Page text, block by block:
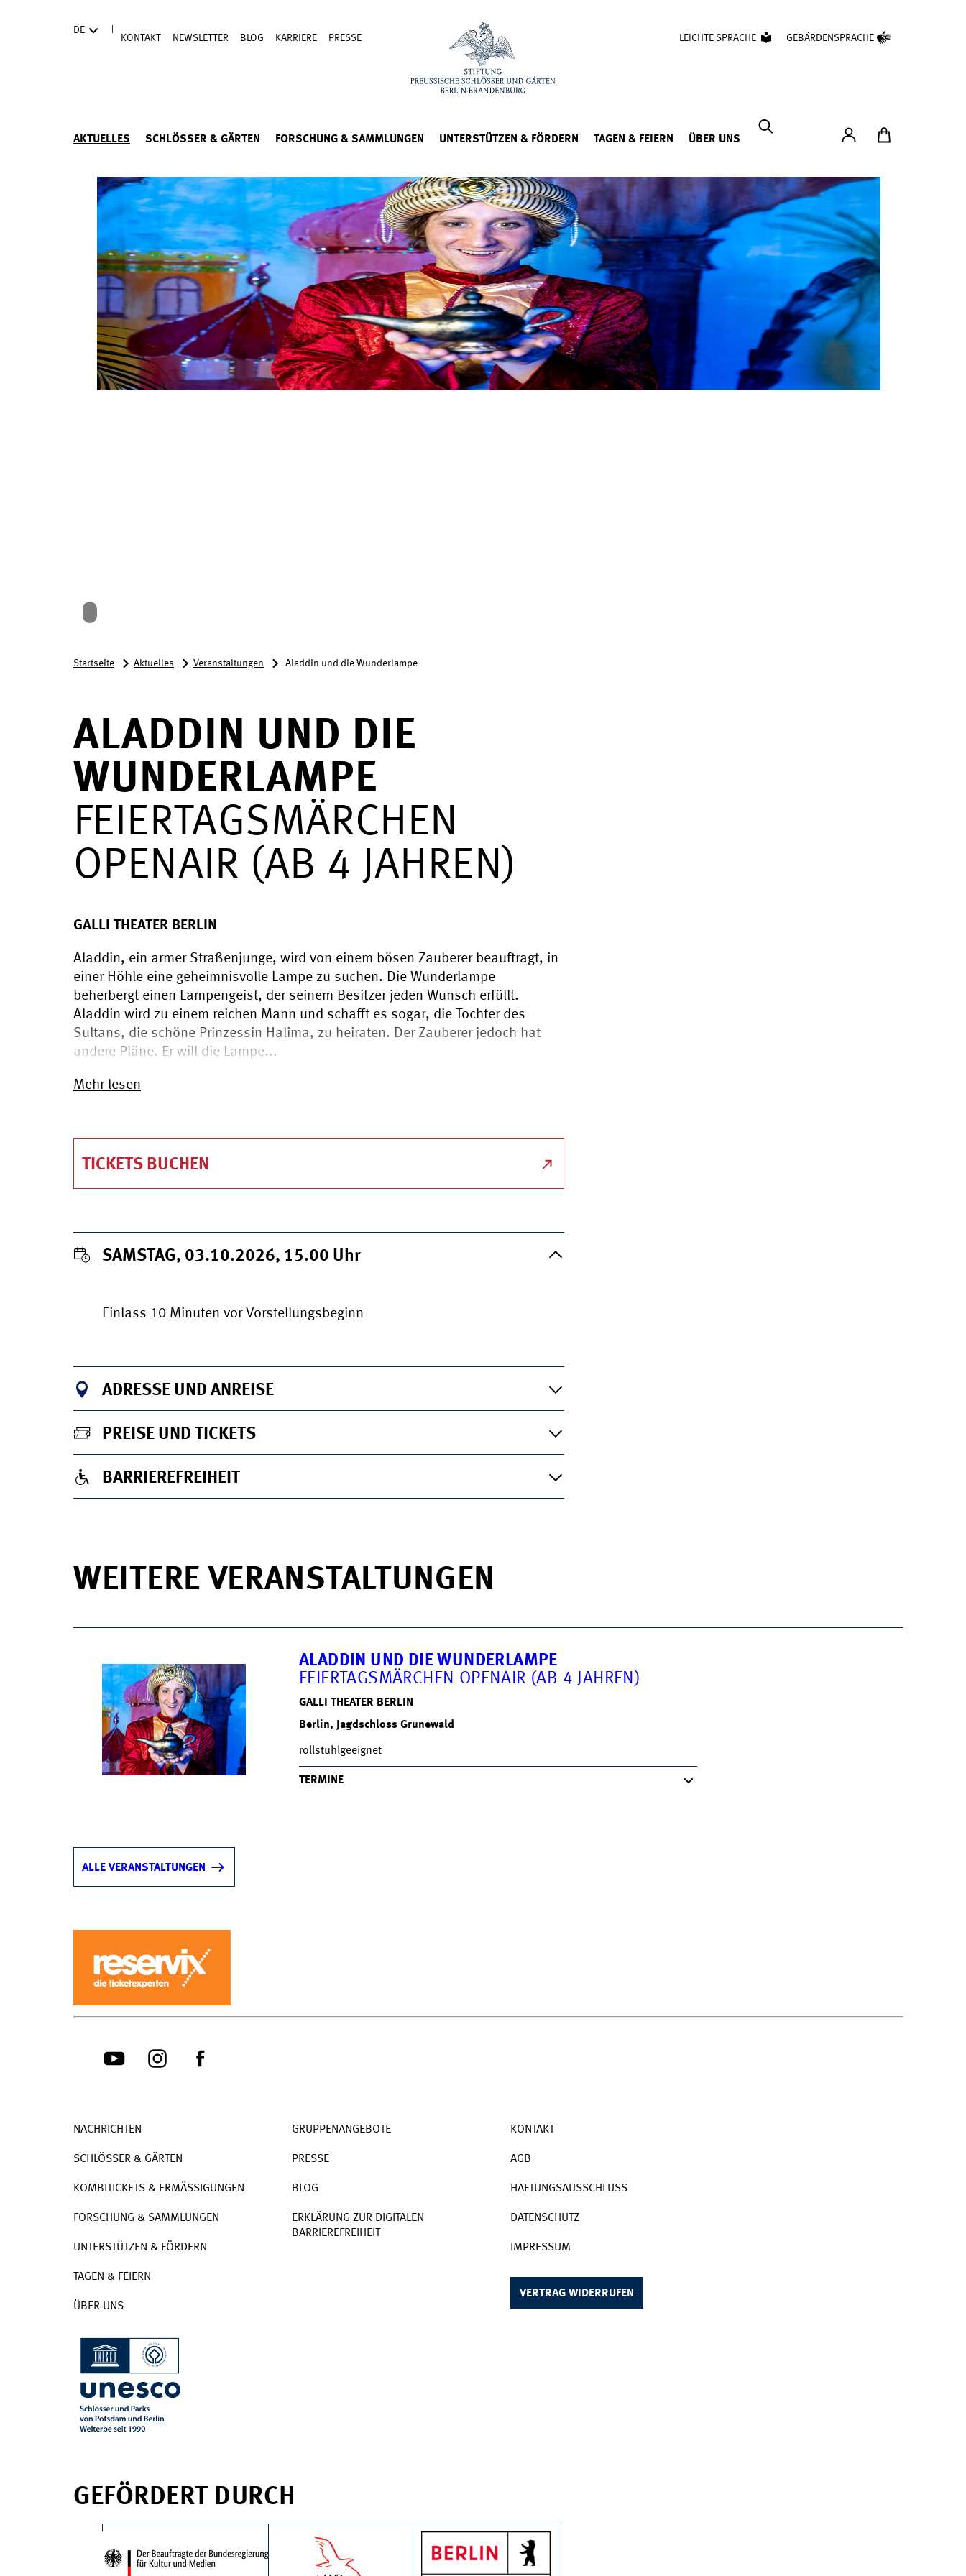
DE
KONTAKT NEWSLETTER BLOG KARRIERE PRESSE LEICHTE SPRACHE GEBÄRDENSPRACHE
AKTUELLES SCHLÖSSER & GÄRTEN FORSCHUNG & SAMMLUNGEN UNTERSTÜTZEN & FÖRDERN TAGEN & FEIERN ÜBER UNS
Konto Zum Ticketshop
Startseite Aktuelles Veranstaltungen Aladdin und die Wunderlampe
ALADDIN UND DIE
WUNDERLAMPE
FEIERTAGSMÄRCHEN
OPENAIR (AB 4 JAHREN)
GALLI THEATER BERLIN
Aladdin, ein armer Straßenjunge, wird von einem bösen Zauberer beauftragt, in
einer Höhle eine geheimnisvolle Lampe zu suchen. Die Wunderlampe
beherbergt einen Lampengeist, der seinem Besitzer jeden Wunsch erfüllt.
Aladdin wird zu einem reichen Mann und schafft es sogar, die Tochter des
Sultans, die schöne Prinzessin Halima, zu heiraten. Der Zauberer jedoch hat
andere Pläne. Er will die Lampe...
Mehr lesen
TICKETS BUCHEN
SAMSTAG, 03.10.2026, 15.00 Uhr
Einlass 10 Minuten vor Vorstellungsbeginn
ADRESSE UND ANREISE
PREISE UND TICKETS
BARRIEREFREIHEIT
WEITERE VERANSTALTUNGEN
ALADDIN UND DIE WUNDERLAMPE
FEIERTAGSMÄRCHEN OPENAIR (AB 4 JAHREN)
GALLI THEATER BERLIN
Berlin, Jagdschloss Grunewald
rollstuhlgeeignet
TERMINE
ALLE VERANSTALTUNGEN
NACHRICHTEN
SCHLÖSSER & GÄRTEN
KOMBITICKETS & ERMÄSSIGUNGEN
FORSCHUNG & SAMMLUNGEN
UNTERSTÜTZEN & FÖRDERN
TAGEN & FEIERN
ÜBER UNS
GRUPPENANGEBOTE
PRESSE
BLOG
ERKLÄRUNG ZUR DIGITALEN
BARRIEREFREIHEIT
KONTAKT
AGB
HAFTUNGSAUSSCHLUSS
DATENSCHUTZ
IMPRESSUM
VERTRAG WIDERRUFEN
GEFÖRDERT DURCH